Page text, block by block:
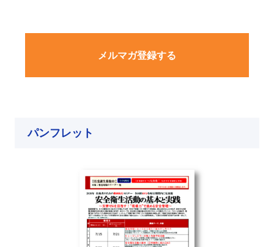
メルマガ登録する
パンフレット